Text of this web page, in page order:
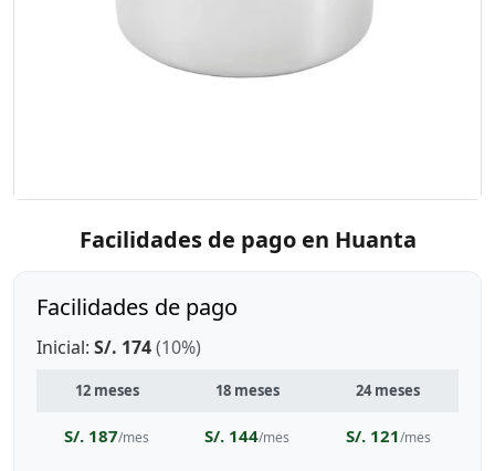
Facilidades de pago en Huanta
Facilidades de pago
Inicial: S/. 174(10%)
12 meses 18 meses 24 meses
S/. 187/mes S/. 144/mes S/. 121/mes